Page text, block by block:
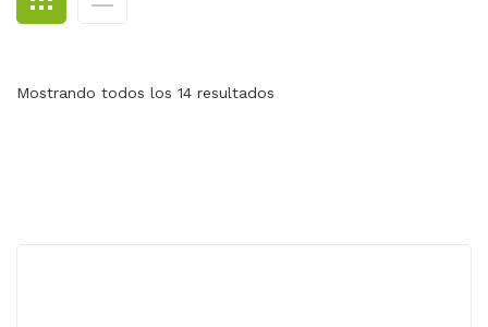
CONTACTO
Mostrando todos los 14 resultados